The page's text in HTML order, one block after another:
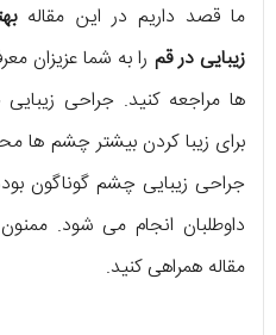
ما قصد داریم در این مقاله
زیبایی در قم را به شما عزیزان
ها مراجعه کنید. جراحی
برای زیبا کردن بیشتر چشم
جراحی زیبایی چشم گوناگون
داوطلبان انجام می شود.
مقاله همراهی کنید.